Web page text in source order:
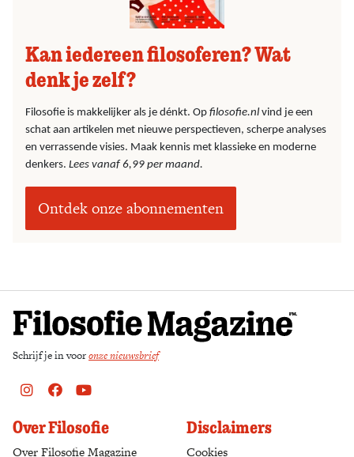
Kan iedereen filosoferen? Wat
denk je zelf?
Filosofie is makkelijker als je dénkt. Op filosofie.nl vind je een
schat aan artikelen met nieuwe perspectieven, scherpe analyses
en verrassende visies. Maak kennis met klassieke en moderne
denkers. Lees vanaf 6,99 per maand.
Ontdek onze abonnementen
Schrijf je in vooronze nieuwsbrief
Instagram
FacebookYoutube
Over Filosofie
Over Filosofie Magazine
Disclaimers
Cookies